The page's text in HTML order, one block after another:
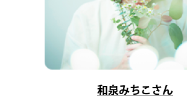
和泉みちこさん